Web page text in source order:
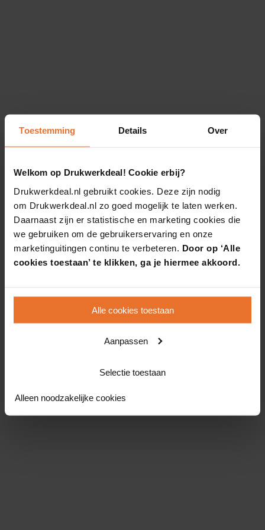
Toestemming Details Over
Welkom op Drukwerkdeal! Cookie erbij?
Drukwerkdeal.nl gebruikt cookies. Deze zijn nodig
om Drukwerkdeal.nl zo goed mogelijk te laten werken.
Daarnaast zijn er statistische en marketing cookies die
we gebruiken om de gebruikerservaring en onze
marketinguitingen continu te verbeteren. Door op ‘Alle
cookies toestaan’ te klikken, ga je hiermee akkoord.
Alle cookies toestaan
Aanpassen
Selectie toestaan
Alleen noodzakelijke cookies